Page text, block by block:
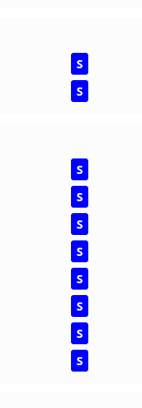
S
S
S
S
S
S
S
S
S
S